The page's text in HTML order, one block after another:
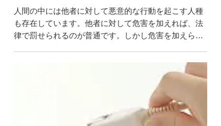
人間の中には他者に対して悪意的な行動を起こす人種
も存在しています。他者に対して危害を加えれば、法
律で罰せられるのが普通です。しかし危害を加えられ